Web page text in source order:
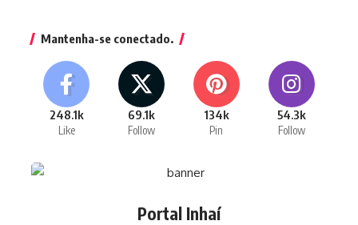
Mantenha-se conectado.
248.1k
Like
69.1k
Follow
134k
Pin
54.3k
Follow
Portal Inhaí